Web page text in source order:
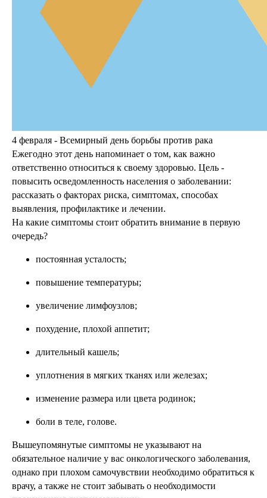
4 февраля - Всемирный день борьбы против рака
Ежегодно этот день напоминает о том, как важно
ответственно относиться к своему здоровью. Цель -
повысить осведомленность населения о заболевании:
рассказать о факторах риска, симптомах, способах
выявления, профилактике и лечении.
На какие симптомы стоит обратить внимание в первую
очередь?
постоянная усталость;
повышение температуры;
увеличение лимфоузлов;
похудение, плохой аппетит;
длительный кашель;
уплотнения в мягких тканях или железах;
изменение размера или цвета родинок;
боли в теле, голове.
Вышеупомянутые симптомы не указывают на
обязательное наличие у вас онкологического заболевания,
однако при плохом самочувствии необходимо обратиться к
врачу, а также не стоит забывать о необходимости